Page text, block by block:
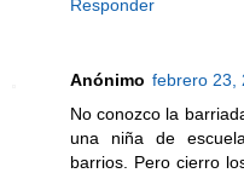
Responder
Anónimo febrero 23,
No conozco la
una niña de
barrios. Pero cierro